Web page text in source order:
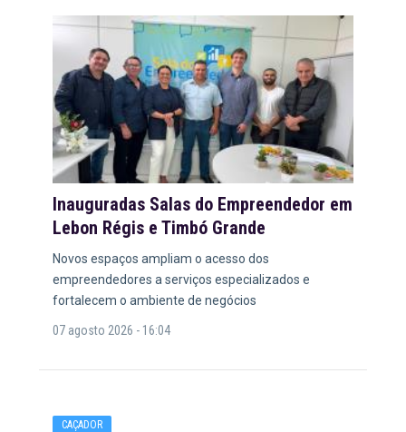
Inauguradas Salas do Empreendedor em
Lebon Régis e Timbó Grande
Novos espaços ampliam o acesso dos
empreendedores a serviços especializados e
fortalecem o ambiente de negócios
07 agosto 2026 - 16:04
CAÇADOR